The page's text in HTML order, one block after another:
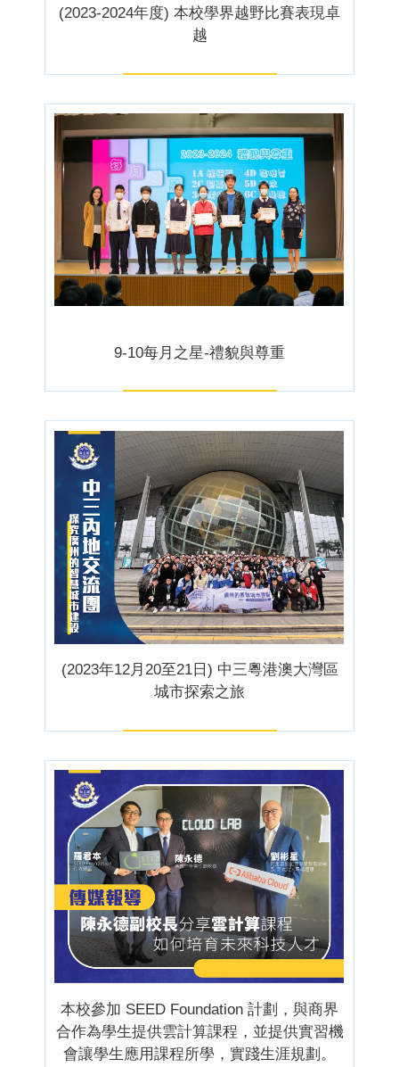
(2023-2024年度) 本校學界越野比賽表現卓
越
9-10每月之星-禮貌與尊重
(2023年12月20至21日) 中三粵港澳大灣區
城市探索之旅
本校參加 SEED Foundation 計劃，與商界
合作為學生提供雲計算課程，並提供實習機
會讓學生應用課程所學，實踐生涯規劃。